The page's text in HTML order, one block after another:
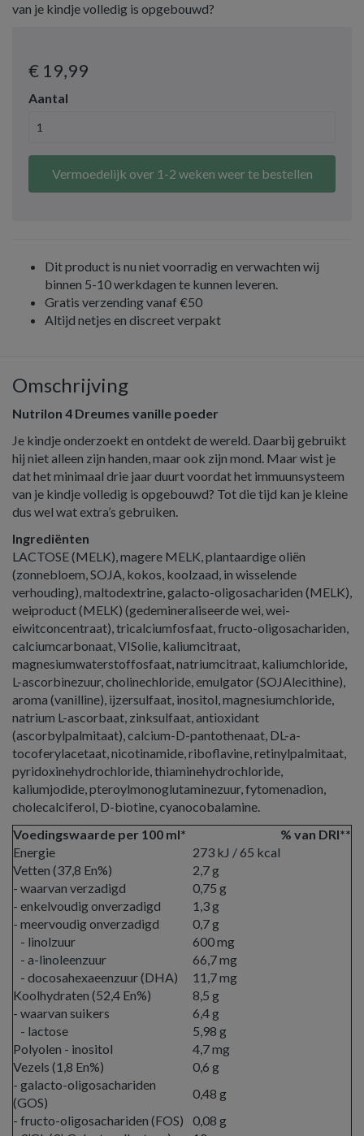
van je kindje volledig is opgebouwd?
€ 19,99
Aantal
Vermoedelijk over 1-2 weken weer te bestellen
Dit product is nu niet voorradig en verwachten wij
binnen 5-10 werkdagen te kunnen leveren.
Gratis verzending vanaf €50
Altijd netjes en discreet verpakt
Omschrijving
Nutrilon 4 Dreumes vanille poeder
Je kindje onderzoekt en ontdekt de wereld. Daarbij gebruikt
hij niet alleen zijn handen, maar ook zijn mond. Maar wist je
dat het minimaal drie jaar duurt voordat het immuunsysteem
van je kindje volledig is opgebouwd? Tot die tijd kan je kleine
dus wel wat extra’s gebruiken.
Ingrediënten
LACTOSE (MELK), magere MELK, plantaardige oliën
(zonnebloem, SOJA, kokos, koolzaad, in wisselende
verhouding), maltodextrine, galacto-oligosachariden (MELK),
weiproduct (MELK) (gedemineraliseerde wei, wei-
eiwitconcentraat), tricalciumfosfaat, fructo-oligosachariden,
calciumcarbonaat, VISolie, kaliumcitraat,
magnesiumwaterstoffosfaat, natriumcitraat, kaliumchloride,
L-ascorbinezuur, cholinechloride, emulgator (SOJAlecithine),
aroma (vanilline), ijzersulfaat, inositol, magnesiumchloride,
natrium L-ascorbaat, zinksulfaat, antioxidant
(ascorbylpalmitaat), calcium-D-pantothenaat, DL-a-
tocoferylacetaat, nicotinamide, riboflavine, retinylpalmitaat,
pyridoxinehydrochloride, thiaminehydrochloride,
kaliumjodide, pteroylmonoglutaminezuur, fytomenadion,
cholecalciferol, D-biotine, cyanocobalamine.
Voedingswaarde per 100 ml*
% van DRI**
Energie
273 kJ / 65 kcal
Vetten (37,8 En%)
2,7 g
- waarvan verzadigd
0,75 g
- enkelvoudig onverzadigd
1,3 g
- meervoudig onverzadigd
0,7 g
- linolzuur
600 mg
- a-linoleenzuur
66,7 mg
- docosahexaeenzuur (DHA)
11,7 mg
Koolhydraten (52,4 En%)
8,5 g
- waarvan suikers
6,4 g
- lactose
5,98 g
Polyolen - inositol
4,7 mg
Vezels (1,8 En%)
0,6 g
- galacto-oligosachariden
(GOS)
0,48 g
- fructo-oligosachariden (FOS)
0,08 g